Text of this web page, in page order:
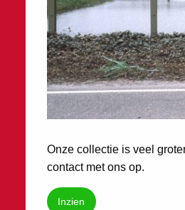
Onze collectie is veel
contact met ons op.
Inzien